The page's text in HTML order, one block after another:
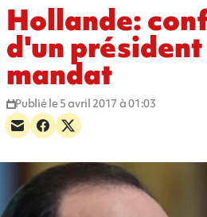
Hollande:
d'un
mandat
Publié le 5 avril 2017 à 01:03